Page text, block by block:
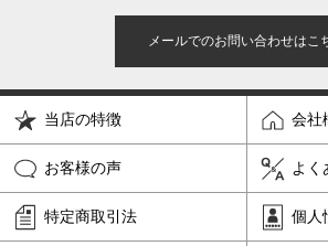
メールでのお問い合わせはこ
当店の特徴 会社
お客様の声 よく
特定商取引法 個人